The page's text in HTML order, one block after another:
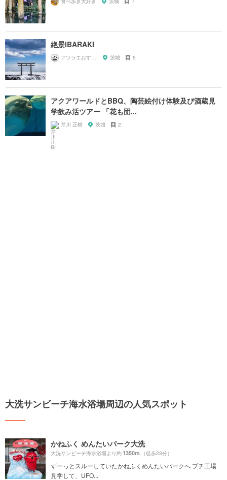
絶景IBARAKI
アツラエおすすめ旅プラン！ 茨城 5
アクアワールドとBBQ、陶芸絵付け体験及び酒蔵見
学飲み活ツアー 「花も団...
芹川 正樹 茨城 2
大洗サンビーチ海水浴場周辺の人気スポット
かねふく めんたいパーク大洗
大洗サンビーチ海水浴場より約1350m （徒歩23分）
ずーっとスルーしていたかねふくめんたいパークへ プチ工場
見学して、UFO...